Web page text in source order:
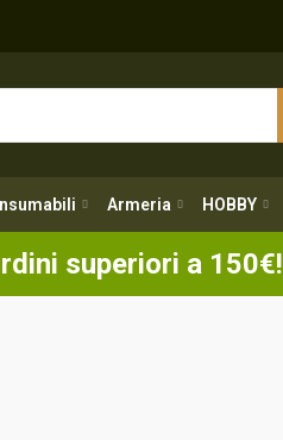
Armeria HOBBY
superiori a 150€!